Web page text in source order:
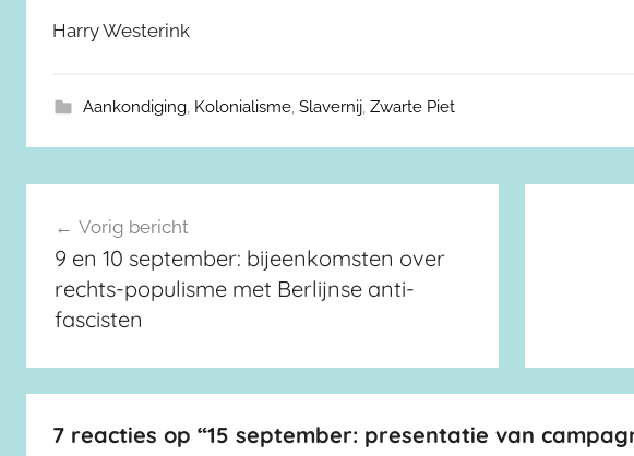
Harry Westerink
Aankondiging, Kolonialisme, Slavernij, Zwarte Piet
Berichtnavigatie
Vorig bericht
9 en 10 september: bijeenkomsten over
rechts-populisme met Berlijnse anti-
fascisten
7 reacties op “15 september: presentatie van